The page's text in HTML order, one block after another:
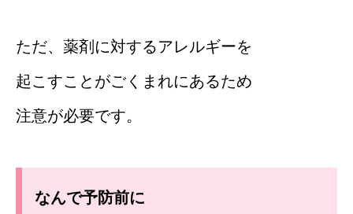
ただ、薬剤に対するアレルギーを
起こすことがごくまれにあるため
注意が必要です。
なんで予防前に